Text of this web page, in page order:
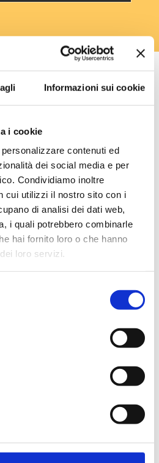
Informazioni sui cookie
i cookie
contenuti ed
dei social media e per
Condividiamo inoltre
cui utilizzi il nostro sito con i
di analisi dei dati web,
i quali potrebbero combinarle
hai fornito loro o che hanno
loro servizi.
Materialien
können Sie mit der
der Dinamic Serie sind
von Spänen und Staub
von Abfallmaterialien
Feuchtigkeit für die